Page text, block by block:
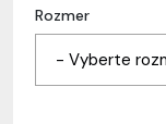
Rozmer
- Vyberte